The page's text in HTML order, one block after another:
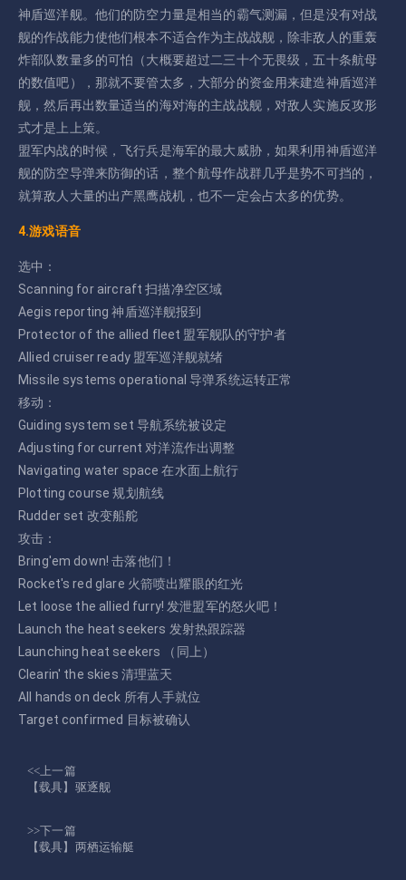
神盾巡洋舰。他们的防空力量是相当的霸气测漏，但是没有对战
舰的作战能力使他们根本不适合作为主战战舰，除非敌人的重轰
炸部队数量多的可怕（大概要超过二三十个无畏级，五十条航母
的数值吧），那就不要管太多，大部分的资金用来建造神盾巡洋
舰，然后再出数量适当的海对海的主战战舰，对敌人实施反攻形
式才是上上策。
盟军内战的时候，飞行兵是海军的最大威胁，如果利用神盾巡洋
舰的防空导弹来防御的话，整个航母作战群几乎是势不可挡的，
就算敌人大量的出产黑鹰战机，也不一定会占太多的优势。
4.游戏语音
选中：
Scanning for aircraft 扫描净空区域
Aegis reporting 神盾巡洋舰报到
Protector of the allied fleet 盟军舰队的守护者
Allied cruiser ready 盟军巡洋舰就绪
Missile systems operational 导弹系统运转正常
移动：
Guiding system set 导航系统被设定
Adjusting for current 对洋流作出调整
Navigating water space 在水面上航行
Plotting course 规划航线
Rudder set 改变船舵
攻击：
Bring'em down! 击落他们！
Rocket's red glare 火箭喷出耀眼的红光
Let loose the allied furry! 发泄盟军的怒火吧！
Launch the heat seekers 发射热跟踪器
Launching heat seekers （同上）
Clearin' the skies 清理蓝天
All hands on deck 所有人手就位
Target confirmed 目标被确认
<<上一篇
【载具】驱逐舰
>>下一篇
【载具】两栖运输艇